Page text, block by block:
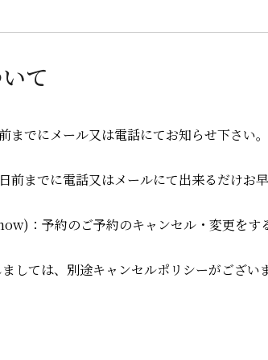
て
までにメール又は電話にてお知らせ下さい。
までに電話又はメールにて出来るだけお
：予約のご予約のキャンセル・変更をす
しては、別途キャンセルポリシーがござい